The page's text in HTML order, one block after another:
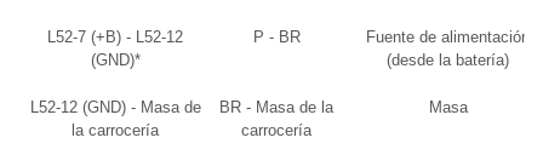
L52-7 (+B) - L52-12
(GND)*
P - BR
Fuente de alimentación
(desde la batería)
L52-12 (GND) - Masa de
la carrocería
BR - Masa de la
carrocería
Masa